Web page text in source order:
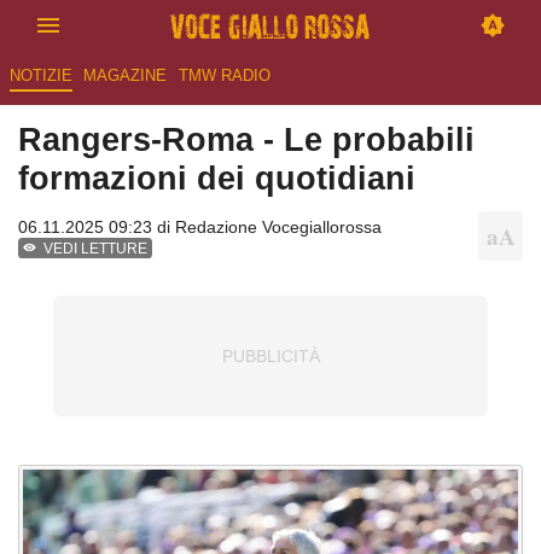
NOTIZIE MAGAZINE TMW RADIO
Rangers-Roma - Le probabili
formazioni dei quotidiani
06.11.2025 09:23 di Redazione Vocegiallorossa
VEDI LETTURE